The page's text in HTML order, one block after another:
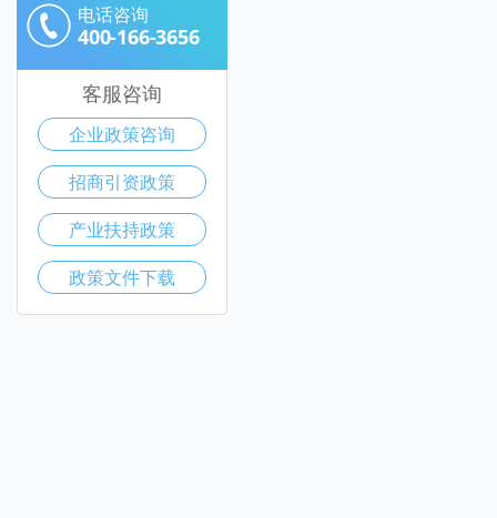
电话咨询
400-166-3656
客服咨询
企业政策咨询
招商引资政策
产业扶持政策
政策文件下载